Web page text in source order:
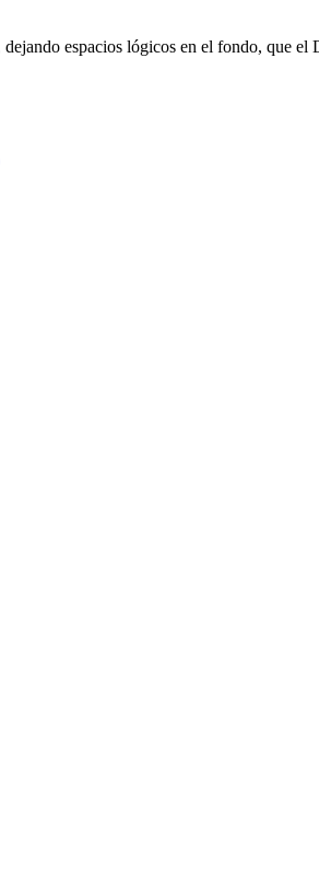
espacios lógicos en el fondo, que